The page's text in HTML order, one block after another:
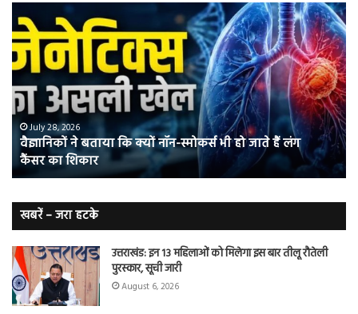
ने
बताया
कि
क्यों
नॉन-
स्मोकर्स
भी
जाते
हैं
कैंसर का
शिकार
July 28, 2026
वैज्ञानिकों ने बताया कि क्यों नॉन-स्मोकर्स भी हो जाते हैं लंग
कैंसर का शिकार
में
की
खबरें – जरा हटके
उत्तराखंड: इन 13 महिलाओं को मिलेगा इस बार तीलू रौतेली
पुरस्कार, सूची जारी
August 6, 2026